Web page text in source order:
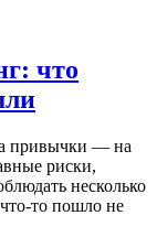
что
а привычки — на
риски,
несколько
то пошло не